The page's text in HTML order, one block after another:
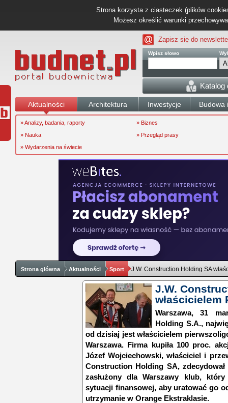
Strona korzysta z ciasteczek (plików
Możesz określić warunki
Zapisz się do
Wpisz słowo
Katalog
Aktualności Architektura Inwestycje Budowa
» Analizy, badania, raporty
» Biznes
» Nauka
» Przegląd prasy
» Wydarzenia na świecie
Strona główna Aktualności Sport J.W. Construction Holding SA
J.W.
właścicielem
Warszawa, 31
Holding S.A.,
od dzisiaj jest właścicielem
Warszawa. Firma kupiła 100 proc.
Józef Wojciechowski, właściciel i
Construction Holding SA,
zasłużony dla Warszawy klub,
sytuacji finansowej, aby uratować go
utrzymanie w Orange Ekstraklasie.